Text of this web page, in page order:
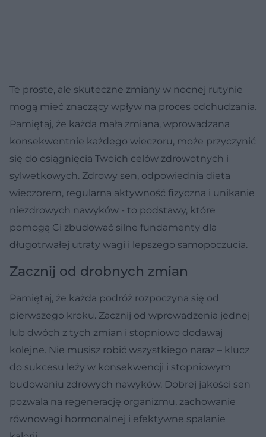
Te proste, ale skuteczne zmiany w nocnej rutynie
mogą mieć znaczący wpływ na proces odchudzania.
Pamiętaj, że każda mała zmiana, wprowadzana
konsekwentnie każdego wieczoru, może przyczynić
się do osiągnięcia Twoich celów zdrowotnych i
sylwetkowych. Zdrowy sen, odpowiednia dieta
wieczorem, regularna aktywność fizyczna i unikanie
niezdrowych nawyków - to podstawy, które
pomogą Ci zbudować silne fundamenty dla
długotrwałej utraty wagi i lepszego samopoczucia.
Zacznij od drobnych zmian
Pamiętaj, że każda podróż rozpoczyna się od
pierwszego kroku. Zacznij od wprowadzenia jednej
lub dwóch z tych zmian i stopniowo dodawaj
kolejne. Nie musisz robić wszystkiego naraz – klucz
do sukcesu leży w konsekwencji i stopniowym
budowaniu zdrowych nawyków. Dobrej jakości sen
pozwala na regenerację organizmu, zachowanie
równowagi hormonalnej i efektywne spalanie